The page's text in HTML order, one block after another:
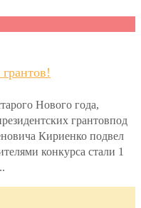
Нового года,
грантовпод
Кириенко подвел
конкурса стали 1